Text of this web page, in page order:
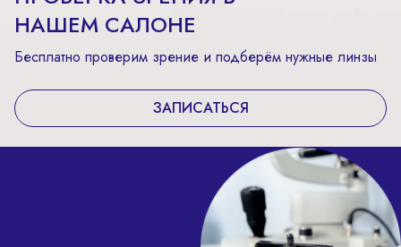
НАШЕМ САЛОНЕ
Бесплатно проверим зрение и подберём нужные линзы
ЗАПИСАТЬСЯ